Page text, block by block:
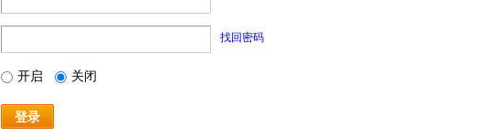
找回密码
开启 关闭
登录